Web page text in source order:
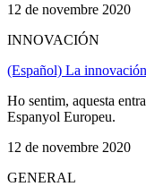
12 de novembre 2020
INNOVACIÓN
(Español) La
Ho sentim, aquesta
Espanyol Europeu.
12 de novembre 2020
GENERAL